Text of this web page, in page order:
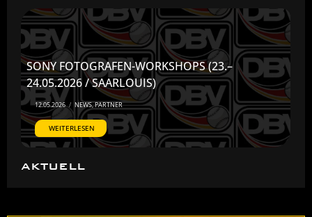
AKTUELL
SONY FOTOGRAFEN-WORKSHOPS (23.–
24.05.2026 / SAARLOUIS)
12.05.2026 / NEWS,PARTNER
WEITERLESEN